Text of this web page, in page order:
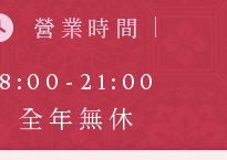
營業時間
8:00-21:00
全年無休